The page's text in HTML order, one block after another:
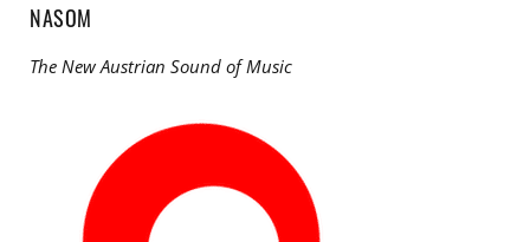
NASOM
The New Austrian Sound of Music